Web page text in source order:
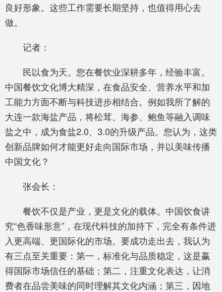
良好形象。这些工作需要长期坚持，也值得用心去
做。
记者：
民以食为天。您在餐饮业深耕多年，经验丰富。
中国餐饮文化博大精深，在食品安全、营养水平和加
工能力方面不断与科技进步相结合。例如我所了解的
大连一款海盐产品，将松茸、海参、鲍鱼等融入调味
盐之中，成为食盐2.0、3.0的升级产品。您认为，这类
创新品牌如何才能更好走向国际市场，并以美味传播
中国文化？
张会长：
餐饮不仅是产业，更是文化的载体。中国饮食讲
究“色香味形意”，在现代科技的加持下，完全有条件进
入更高端、更国际化的市场。要成功走出去，我认为
有三点至关重要：第一，标准化与品质稳定，这是赢
得国际市场信任的基础；第二，注重文化表达，让消
费者在品尝美味的同时理解其文化内涵；第三，因地